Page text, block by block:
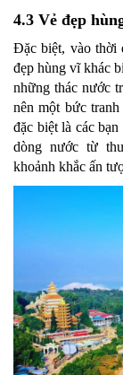
4.3 Vẻ đẹp
Đặc biệt, vào thời
đẹp hùng vĩ khác
những thác nước
nên một bức
đặc biệt là các
dòng nước từ
khoảnh khắc ấn